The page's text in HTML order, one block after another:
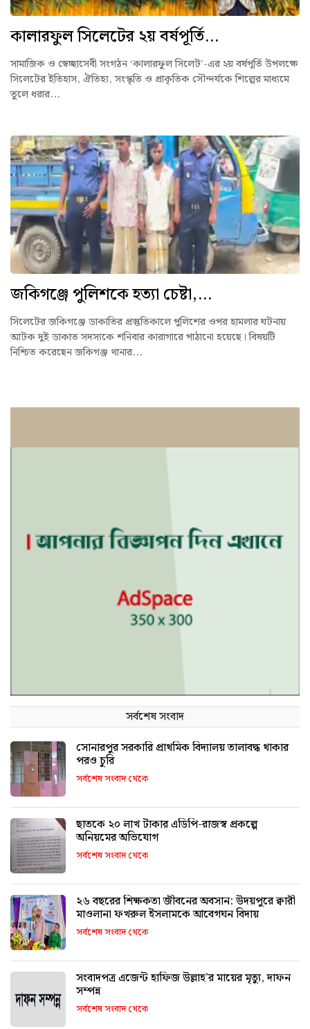
কালারফুল সিলেটের ২য় বর্ষপূর্তি...
সামাজিক ও স্বেচ্ছাসেবী সংগঠন ‘কালারফুল সিলেট’-এর ২য় বর্ষপূর্তি উপলক্ষে
সিলেটের ইতিহাস, ঐতিহ্য, সংস্কৃতি ও প্রাকৃতিক সৌন্দর্যকে শিল্পের মাধ্যমে
তুলে ধরার...
জকিগঞ্জে পুলিশকে হত্যা চেষ্টা,...
সিলেটের জকিগঞ্জে ডাকাতির প্রস্তুতিকালে পুলিশের ওপর হামলার ঘটনায়
আটক দুই ডাকাত সদস্যকে শনিবার কারাগারে পাঠানো হয়েছে। বিষয়টি
নিশ্চিত করেছেন জকিগঞ্জ থানার...
সর্বশেষ সংবাদ
সোনারপুর সরকারি প্রাথমিক বিদ্যালয় তালাবদ্ধ থাকার
পরও চুরি
সর্বশেষ সংবাদ থেকে
ছাতকে ২০ লাখ টাকার এডিপি-রাজস্ব প্রকল্পে
অনিয়মের অভিযোগ
সর্বশেষ সংবাদ থেকে
২৬ বছরের শিক্ষকতা জীবনের অবসান: উদয়পুরে ক্বারী
মাওলানা ফখরুল ইসলামকে আবেগঘন বিদায়
সর্বশেষ সংবাদ থেকে
সংবাদপত্র এজেন্ট হাফিজ উল্লাহ’র মায়ের মৃত্যু, দাফন
সম্পন্ন
সর্বশেষ সংবাদ থেকে